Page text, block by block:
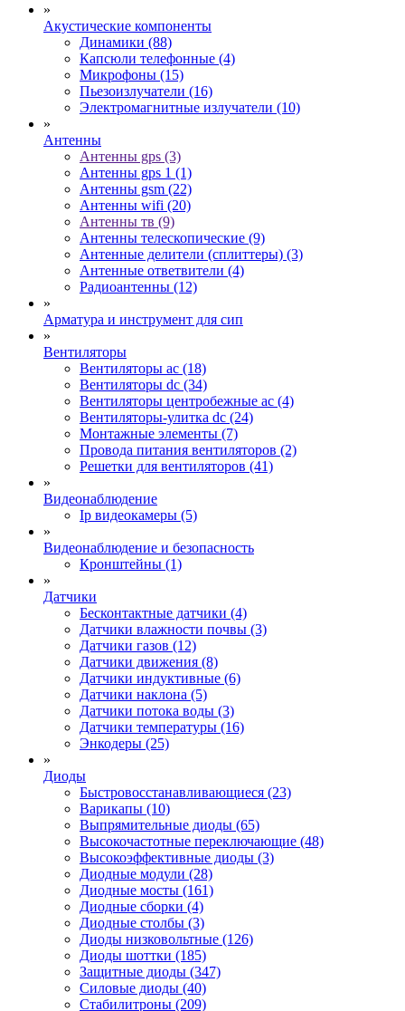
»
Акустические компоненты
Динамики (88)
Капсюли телефонные (4)
Микрофоны (15)
Пьезоизлучатели (16)
Электромагнитные излучатели (10)
»
Антенны
Антенны gps (3)
Антенны gps 1 (1)
Антенны gsm (22)
Антенны wifi (20)
Антенны тв (9)
Антенны телескопические (9)
Антенные делители (сплиттеры) (3)
Антенные ответвители (4)
Радиоантенны (12)
»
Арматура и инструмент для сип
»
Вентиляторы
Вентиляторы ac (18)
Вентиляторы dc (34)
Вентиляторы центробежные ac (4)
Вентиляторы-улитка dc (24)
Монтажные элементы (7)
Провода питания вентиляторов (2)
Решетки для вентиляторов (41)
»
Видеонаблюдение
Ip видеокамеры (5)
»
Видеонаблюдение и безопасность
Кронштейны (1)
»
Датчики
Бесконтактные датчики (4)
Датчики влажности почвы (3)
Датчики газов (12)
Датчики движения (8)
Датчики индуктивные (6)
Датчики наклона (5)
Датчики потока воды (3)
Датчики температуры (16)
Энкодеры (25)
»
Диоды
Быстровосстанавливающиеся (23)
Варикапы (10)
Выпрямительные диоды (65)
Высокочастотные переключающие (48)
Высокоэффективные диоды (3)
Диодные модули (28)
Диодные мосты (161)
Диодные сборки (4)
Диодные столбы (3)
Диоды низковольтные (126)
Диоды шоттки (185)
Защитные диоды (347)
Силовые диоды (40)
Стабилитроны (209)